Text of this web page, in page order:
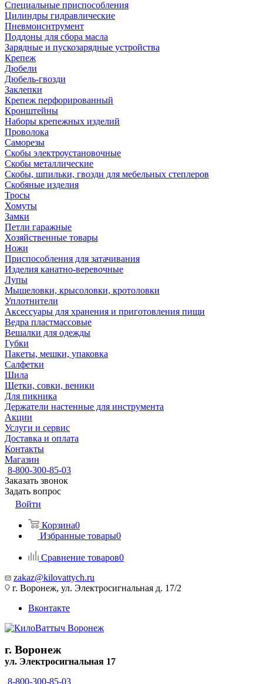
Специальные приспособления
Цилиндры гидравлические
Пневмоиснтрумент
Поддоны для сбора масла
Зарядные и пускозарядные устройства
Крепеж
Дюбели
Дюбель-гвозди
Заклепки
Крепеж перфорированный
Кронштейны
Наборы крепежных изделий
Проволока
Саморезы
Скобы электроустановочные
Скобы металлические
Скобы, шпильки, гвозди для мебельных степлеров
Скобяные изделия
Тросы
Хомуты
Замки
Петли гаражные
Хозяйственные товары
Ножи
Приспособления для затачивания
Изделия канатно-веревочные
Лупы
Мышеловки, крысоловки, кротоловки
Уплотнители
Аксессуары для хранения и приготовления пищи
Ведра пластмассовые
Вешалки для одежды
Губки
Пакеты, мешки, упаковка
Салфетки
Шила
Щетки, совки, веники
Для пикника
Держатели настенные для инструмента
Акции
Услуги и сервис
Доставка и оплата
Контакты
Магазин
8-800-300-85-03
Заказать звонок
Задать вопрос
Войти
Корзина0
Избранные товары0
Сравнение товаров0
zakaz@kilovattych.ru
г. Воронеж, ул. Электросигнальная д. 17/2
Вконтакте
г. Воронеж
ул. Электросигнальная 17
8-800-300-85-03